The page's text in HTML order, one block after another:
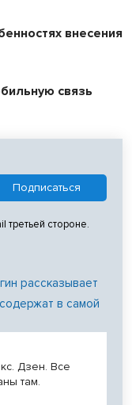
внесения
связь
третьей стороне.
рассказывает
в самой
Дзен. Все
там.